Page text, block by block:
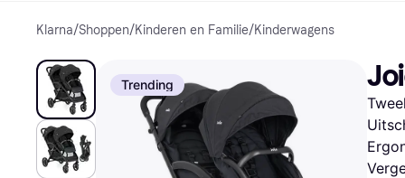
Bol
H&M
Klarna/Shoppen/Kinderen en Familie/Kinderwagens
Trending